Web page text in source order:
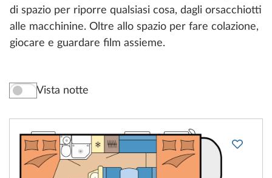
di spazio per riporre qualsiasi cosa, dagli orsacchiotti
alle macchinine. Oltre allo spazio per fare colazione,
giocare e guardare film assieme.
Vista notte